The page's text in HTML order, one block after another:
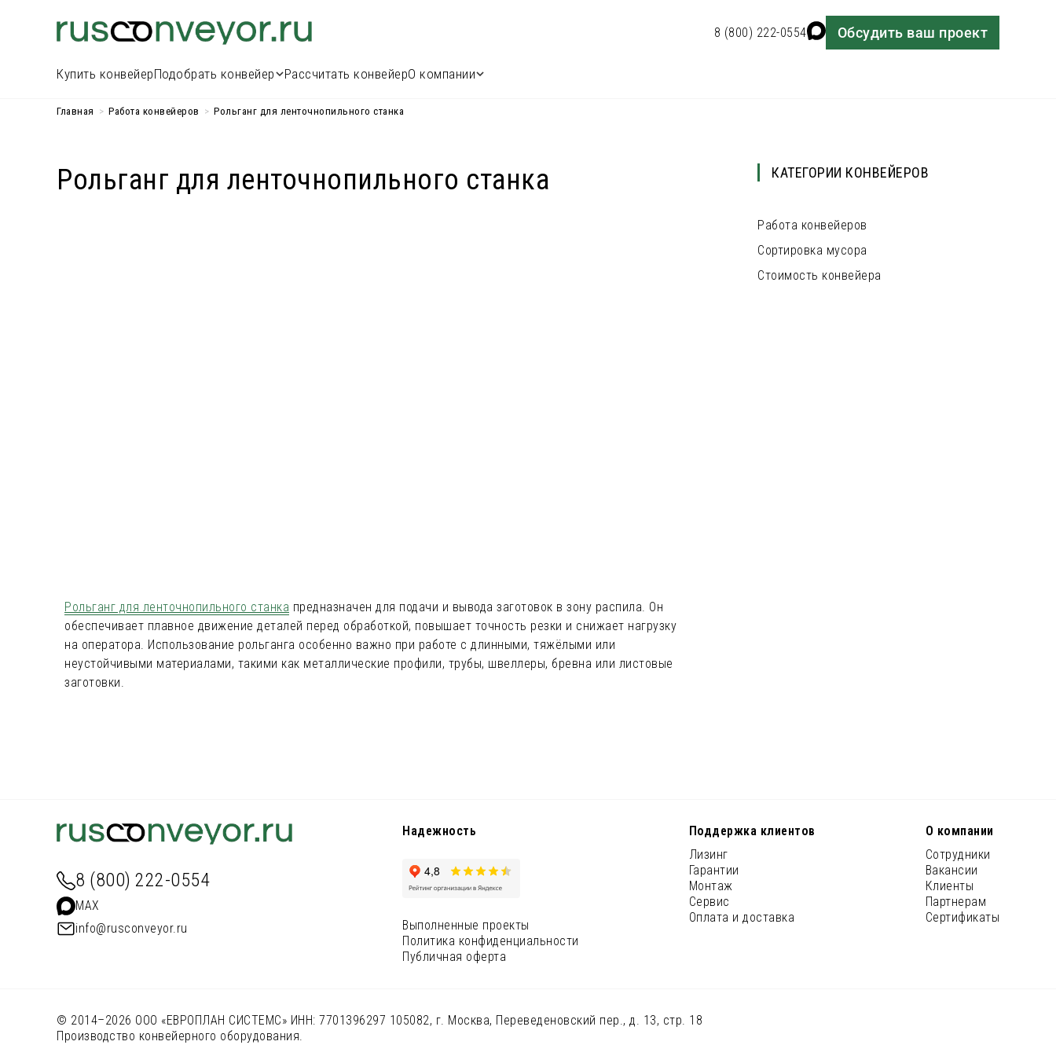
8 (800) 222-0554 Обсудить ваш проект
Купить конвейерПодобрать конвейер Рассчитать конвейерО компании
Главная > Работа конвейеров > Рольганг для ленточнопильного станка
Рольганг для ленточнопильного станка
Рольганг для ленточнопильного станка предназначен для подачи и вывода заготовок в зону распила. Он
обеспечивает плавное движение деталей перед обработкой, повышает точность резки и снижает нагрузку
на оператора. Использование рольганга особенно важно при работе с длинными, тяжёлыми или
неустойчивыми материалами, такими как металлические профили, трубы, швеллеры, бревна или листовые
заготовки.
КАТЕГОРИИ КОНВЕЙЕРОВ
Работа конвейеров
Сортировка мусора
Стоимость конвейера
8 (800) 222-0554
MAX
info@rusconveyor.ru
Надежность
Выполненные проекты
Политика конфиденциальности
Публичная оферта
Поддержка клиентов
Лизинг
Гарантии
Монтаж
Сервис
Оплата и доставка
О компании
Сотрудники
Вакансии
Клиенты
Партнерам
Сертификаты
© 2014–2026 ООО «ЕВРОПЛАН СИСТЕМС» ИНН: 7701396297 105082, г. Москва, Переведеновский пер., д. 13, стр. 18
Производство конвейерного оборудования.